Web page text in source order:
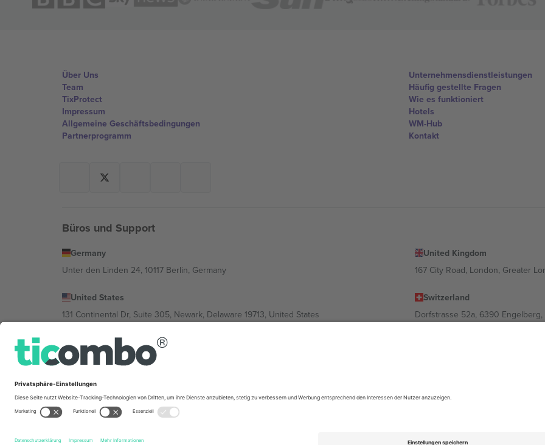
Über Uns
Team
TixProtect
Impressum
Allgemeine Geschäftsbedingungen
Partnerprogramm
Unternehmensdienstleistungen
Häufig gestellte Fragen
Wie es funktioniert
Hotels
WM-Hub
Kontakt
Büros und Support
Germany
Unter den Linden 24, 10117 Berlin, Germany
United Kingdom
167 City Road, London, Greater
United States
131 Continental Dr, Suite 305, Newark, Delaware 19713, United States
Switzerland
Dorfstrasse 52a, 6390 Engelberg,
Bulgaria
Regus Sofia City West, bul Totleben 53-55, 1606 Sofia, Bulgaria
Mexico
Av Chapultepec 360, Roma Norte, Cuauhtémoc, 06700 Ciudad de México, CDMX, Mexico
im Impressum und in den Allgemeinen Geschäftsbedingungen.,
© 2026 Ticombo. Alle Rechte vorbehalten.